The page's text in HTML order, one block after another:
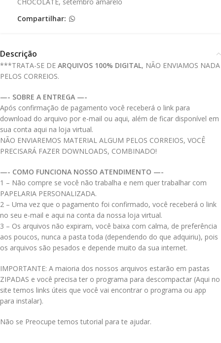
Compartilhar:
Descrição
***TRATA-SE DE ARQUIVOS 100% DIGITAL, NÃO ENVIAMOS NADA
PELOS CORREIOS.
—- SOBRE A ENTREGA —-
Após confirmação de pagamento você receberá o link para
download do arquivo por e-mail ou aqui, além de ficar disponível em
sua conta aqui na loja virtual.
NÃO ENVIAREMOS MATERIAL ALGUM PELOS CORREIOS, VOCÊ
PRECISARÁ FAZER DOWNLOADS, COMBINADO!
—- COMO FUNCIONA NOSSO ATENDIMENTO —-
1 – Não compre se você não trabalha e nem quer trabalhar com
PAPELARIA PERSONALIZADA.
2 – Uma vez que o pagamento foi confirmado, você receberá o link
no seu e-mail e aqui na conta da nossa loja virtual.
3 – Os arquivos não expiram, você baixa com calma, de preferência
aos poucos, nunca a pasta toda (dependendo do que adquiriu), pois
os arquivos são pesados e depende muito da sua internet.
IMPORTANTE: A maioria dos nossos arquivos estarão em pastas
ZIPADAS e você precisa ter o programa para descompactar (Aqui no
site temos links úteis que você vai encontrar o programa ou app
para instalar).
Não se Preocupe temos tutorial para te ajudar.